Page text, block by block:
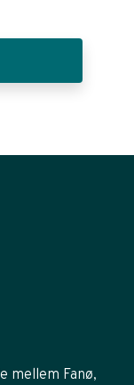
mellem Fanø,